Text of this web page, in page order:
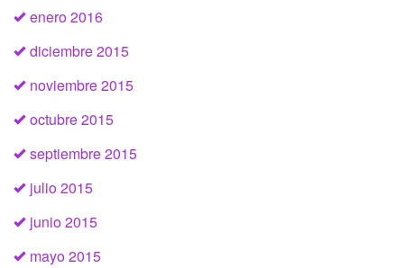
enero 2016
diciembre 2015
noviembre 2015
octubre 2015
septiembre 2015
julio 2015
junio 2015
mayo 2015